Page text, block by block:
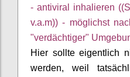
- antiviral inhalieren
v.a.m)) - möglichst
"verdächtiger"
Hier sollte eigentlich
werden, weil